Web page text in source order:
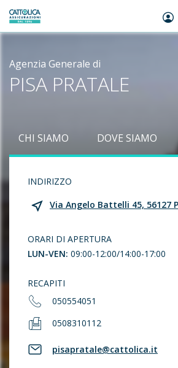
Generali logo
Agenzia Generale di
PISA PRATALE
CHI SIAMO DOVE SIAMO
INDIRIZZO
Via Angelo Battelli 45, 56127
ORARI DI APERTURA
LUN-VEN: 09:00-12:00/14:00-17:00
RECAPITI
050554051
0508310112
pisapratale@cattolica.it